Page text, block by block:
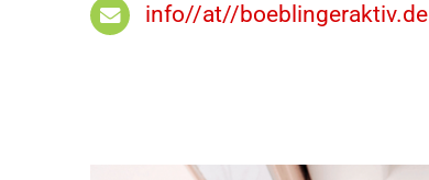
info//at//boeblingeraktiv.de